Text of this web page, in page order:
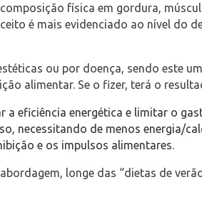
física em gordura,
é mais evidenciado ao nível do
ou por doença, sendo este
alimentar. Se o fizer, terá o
a eficiência energética e limitar o
necessitando de menos energia/
e os impulsos alimentares.
longe das “dietas de